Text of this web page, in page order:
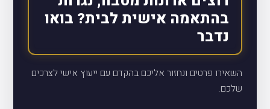
בהתאמה אישית לבית? בואו
נדבר
השאירו פרטים ונחזור אליכם בהקדם עם ייעוץ אישי לצרכים
שלכם.